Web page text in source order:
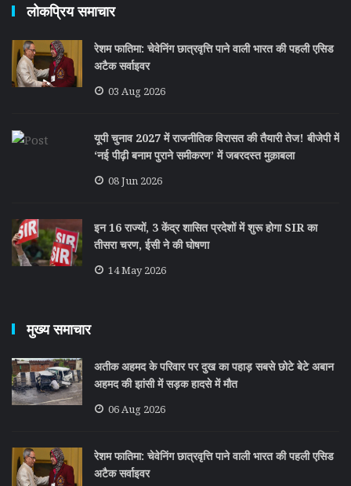
लोकप्रिय समाचार
रेशम फातिमा: चेवेनिंग छात्रवृत्ति पाने वाली भारत की पहली एसिड
अटैक सर्वाइवर
03 Aug 2026
यूपी चुनाव 2027 में राजनीतिक विरासत की तैयारी तेज! बीजेपी में
‘नई पीढ़ी बनाम पुराने समीकरण’ में जबरदस्त मुक़ाबला
08 Jun 2026
इन 16 राज्यों, 3 केंद्र शासित प्रदेशों में शुरू होगा SIR का
तीसरा चरण, ईसी ने की घोषणा
14 May 2026
मुख्य समाचार
अतीक अहमद के परिवार पर दुख का पहाड़ सबसे छोटे बेटे अबान
अहमद की झांसी में सड़क हादसे में मौत
06 Aug 2026
रेशम फातिमा: चेवेनिंग छात्रवृत्ति पाने वाली भारत की पहली एसिड
अटैक सर्वाइवर